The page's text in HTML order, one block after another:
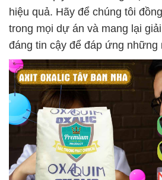
hiệu quả. Hãy để chúng tôi
trong mọi dự án và mang lại
đáng tin cậy để đáp ứng những